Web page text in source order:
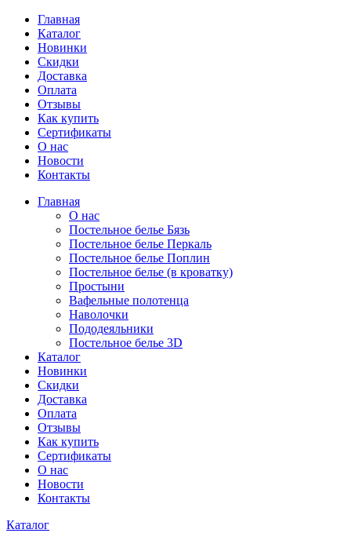
Главная
Каталог
Новинки
Скидки
Доставка
Оплата
Отзывы
Как купить
Сертификаты
О нас
Новости
Контакты
Главная
О нас
Постельное белье Бязь
Постельное белье Перкаль
Постельное белье Поплин
Постельное белье (в кроватку)
Простыни
Вафельные полотенца
Наволочки
Пододеяльники
Постельное белье 3D
Каталог
Новинки
Скидки
Доставка
Оплата
Отзывы
Как купить
Сертификаты
О нас
Новости
Контакты
Каталог